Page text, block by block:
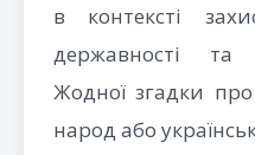
в контексті
державності та
Жодної згадки про
народ або